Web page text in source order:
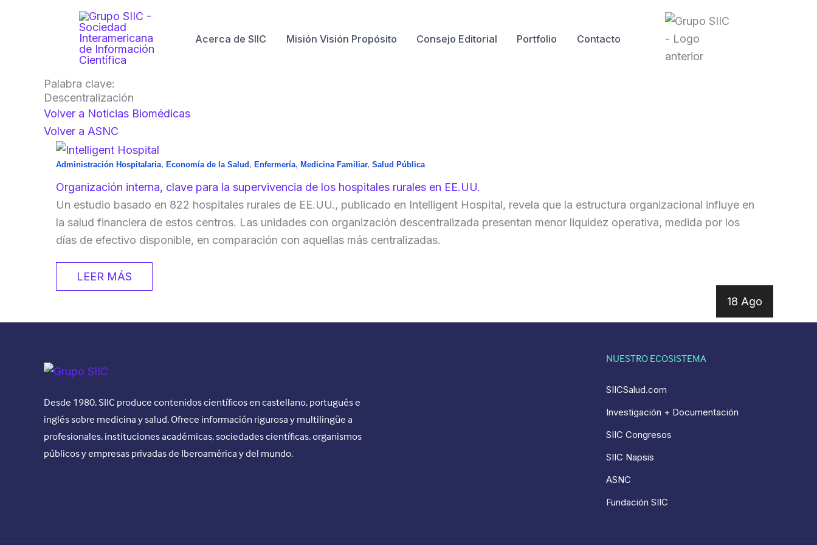
Acerca de SIIC Misión Visión Propósito Consejo Editorial Portfolio Contacto
Palabra clave:
Descentralización
Volver a Noticias Biomédicas
Volver a ASNC
Administración Hospitalaria, Economía de la Salud, Enfermería, Medicina Familiar, Salud Pública
Organización interna, clave para la supervivencia de los hospitales rurales en EE.UU.
Un estudio basado en 822 hospitales rurales de EE.UU., publicado en Intelligent Hospital, revela que la estructura organizacional influye en
la salud financiera de estos centros. Las unidades con organización descentralizada presentan menor liquidez operativa, medida por los
días de efectivo disponible, en comparación con aquellas más centralizadas.
LEER MÁS
18 Ago
Desde 1980, SIIC produce contenidos científicos en castellano, portugués e
inglés sobre medicina y salud. Ofrece información rigurosa y multilingüe a
profesionales, instituciones académicas, sociedades científicas, organismos
públicos y empresas privadas de Iberoamérica y del mundo.
NUESTRO ECOSISTEMA
SIICSalud.com
Investigación + Documentación
SIIC Congresos
SIIC Napsis
ASNC
Fundación SIIC